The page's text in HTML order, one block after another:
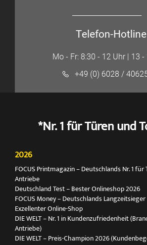
Telefon-Hotline
Mo - Fr: 8:30 - 12 Uhr | 13 -
+49 (0) 6028 /
*Nr. 1 für Türen und
2026
FOCUS Printmagazin – Deutschlands Nr. 1 für
Antriebe
Deutschland Test – Bester Onlineshop 2026
FOCUS Money – Deutschlands
Exzellenter Online-Shop
DIE WELT – Nr. 1 in Kundenzufriedenheit
Antriebe)
DIE WELT – Preis-Champion 2026